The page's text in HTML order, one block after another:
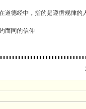
道德经中，指的是遵循规律的
而同的信仰